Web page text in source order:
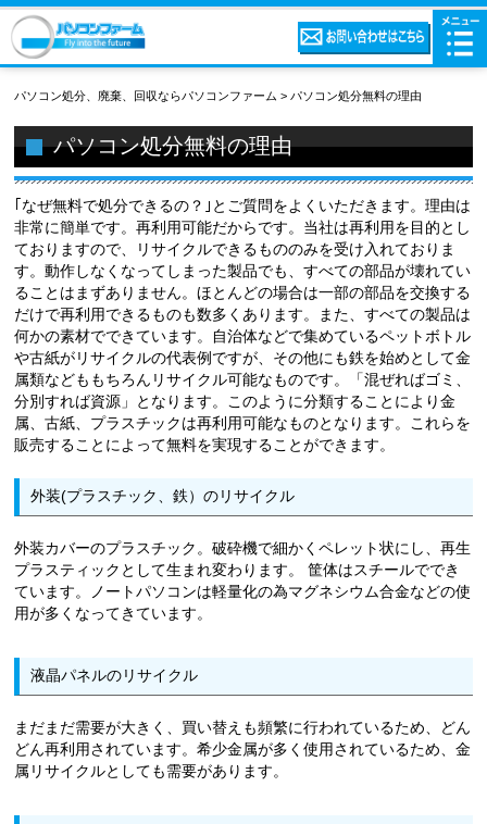
パソコン処分、廃棄、回収ならパソコンファーム> パソコン処分無料の理由
パソコン処分無料の理由
｢なぜ無料で処分できるの？｣とご質問をよくいただきます。理由は
非常に簡単です。再利用可能だからです。当社は再利用を目的とし
ておりますので、リサイクルできるもののみを受け入れておりま
す。動作しなくなってしまった製品でも、すべての部品が壊れてい
ることはまずありません。ほとんどの場合は一部の部品を交換する
だけで再利用できるものも数多くあります。また、すべての製品は
何かの素材でできています。自治体などで集めているペットボトル
や古紙がリサイクルの代表例ですが、その他にも鉄を始めとして金
属類などももちろんリサイクル可能なものです。「混ぜればゴミ、
分別すれば資源」となります。このように分類することにより金
属、古紙、プラスチックは再利用可能なものとなります。これらを
販売することによって無料を実現することができます。
外装(プラスチック、鉄）のリサイクル
外装カバーのプラスチック。破砕機で細かくペレット状にし、再生
プラスティックとして生まれ変わります。 筐体はスチールででき
ています。ノートパソコンは軽量化の為マグネシウム合金などの使
用が多くなってきています。
液晶パネルのリサイクル
まだまだ需要が大きく、買い替えも頻繁に行われているため、どん
どん再利用されています。希少金属が多く使用されているため、金
属リサイクルとしても需要があります。